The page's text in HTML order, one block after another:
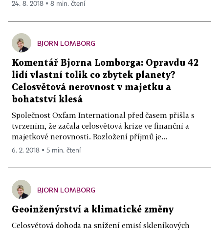
24. 8. 2018 ▪ 8 min. čtení
BJORN LOMBORG
Komentář Bjorna Lomborga: Opravdu 42
lidí vlastní tolik co zbytek planety?
Celosvětová nerovnost v majetku a
bohatství klesá
Společnost Oxfam International před časem přišla s
tvrzením, že začala celosvětová krize ve finanční a
majetkové nerovnosti. Rozložení příjmů je...
6. 2. 2018 ▪ 5 min. čtení
BJORN LOMBORG
Geoinženýrství a klimatické změny
Celosvětová dohoda na snížení emisí skleníkových